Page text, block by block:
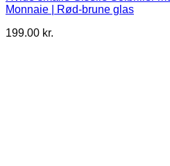
Monnaie | Rød-brune glas
199.00 kr.